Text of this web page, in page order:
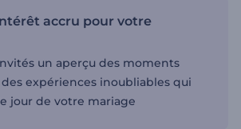
accru pour votre
un aperçu des moments
expériences inoubliables qui
jour de votre mariage